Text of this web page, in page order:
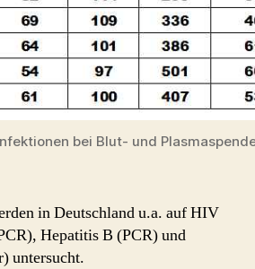
bei Blut- und
in Deutschland u.a. auf HIV
Hepatitis B (PCR) und
untersucht.